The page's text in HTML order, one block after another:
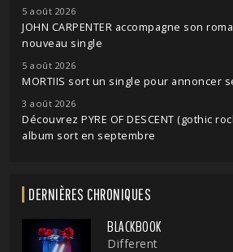
5 août 2026
JOHN CARPENTER accompagne son
nouveau single
5 août 2026
MORTIIS sort un single pour annoncer
3 août 2026
Découvrez PYRE OF DESCENT (gothic
album sort en septembre
DERNIÈRES CHRONIQUES
BLACKBOOK
Different